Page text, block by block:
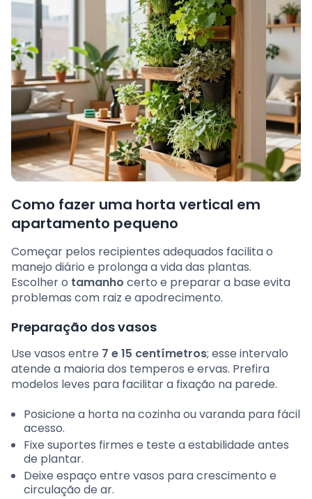
Como fazer uma horta vertical em
apartamento pequeno
Começar pelos recipientes adequados facilita o
manejo diário e prolonga a vida das plantas.
Escolher o tamanho certo e preparar a base evita
problemas com raiz e apodrecimento.
Preparação dos vasos
Use vasos entre 7 e 15 centímetros; esse intervalo
atende a maioria dos temperos e ervas. Prefira
modelos leves para facilitar a fixação na parede.
Posicione a horta na cozinha ou varanda para fácil
acesso.
Fixe suportes firmes e teste a estabilidade antes
de plantar.
Deixe espaço entre vasos para crescimento e
circulação de ar.